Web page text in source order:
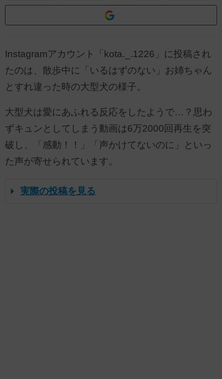
Instagramアカウント「kota._.1226」に投稿され
たのは、散歩中に「いるはずのない」お姉ちゃん
とすれ違った時の大型犬の様子。
大型犬は愛にあふれる反応をしたようで…？思わ
ずキュンとしてしまう動画は6万2000回再生を突
破し、「感動！！」「声かけてないのに」といっ
た声が寄せられています。
実際の投稿を見る